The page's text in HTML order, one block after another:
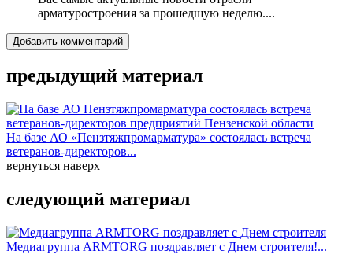
арматуростроения за прошедшую неделю....
Добавить комментарий
предыдущий материал
На базе АО «Пензтяжпромарматура» состоялась встреча
ветеранов-директоров...
вернуться наверх
следующий материал
Медиагруппа ARMTORG поздравляет с Днем строителя!...